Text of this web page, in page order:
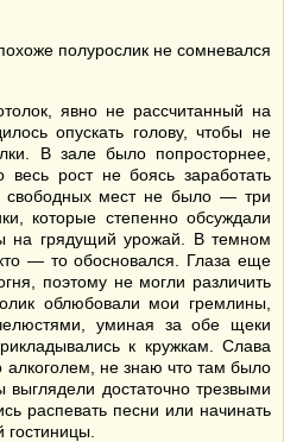
полурослик не сомневался
явно не рассчитанный на
опускать голову, чтобы не
В зале было попросторнее,
рост не боясь заработать
свободных мест не было — три
которые степенно обсуждали
на грядущий урожай. В темном
— то обосновался. Глаза еще
поэтому не могли различить
облюбовали мои гремлины,
уминая за обе щеки
к кружкам. Слава
не знаю что там было
достаточно трезвыми
распевать песни или начинать
гостиницы.